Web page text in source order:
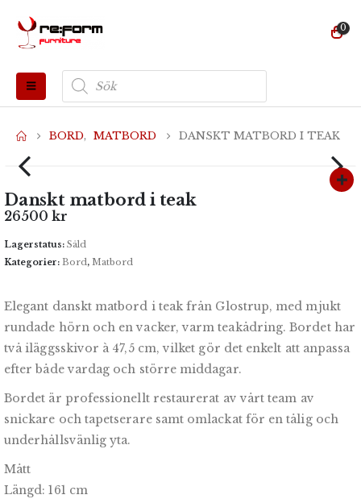
0
Produktsökning
BORD, MATBORD DANSKT MATBORD I TEAK
Danskt matbord i teak
26500 kr
Lagerstatus: Såld
Kategorier: Bord, Matbord
Elegant danskt matbord i teak från Glostrup, med mjukt
rundade hörn och en vacker, varm teakådring. Bordet har
två iläggsskivor à 47,5 cm, vilket gör det enkelt att anpassa
efter både vardag och större middagar.
Bordet är professionellt restaurerat av vårt team av
snickare och tapetserare samt omlackat för en tålig och
underhållsvänlig yta.
Mått
Längd: 161 cm